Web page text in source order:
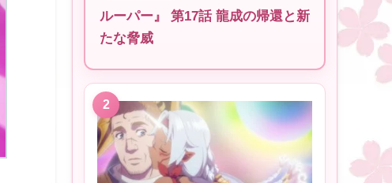
ルーパー』 第17話 龍成の帰還と新
たな脅威